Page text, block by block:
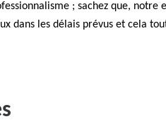
; sachez que, notre
dans les délais prévus et cela